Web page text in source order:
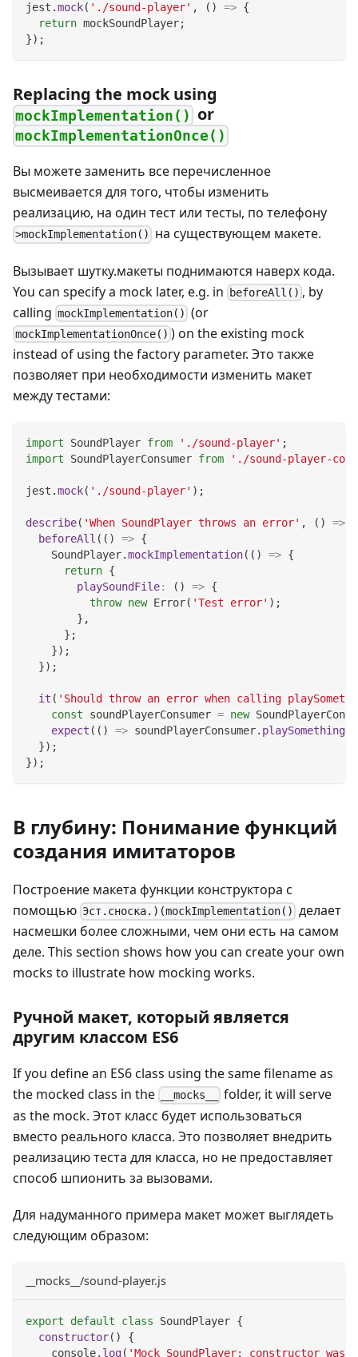
jest .mock( './sound-player' , ( ) => {
return mockSoundPlayer;
}) ;
Replacing the mock using
mockImplementation() or
mockImplementationOnce()
Вы можете заменить все перечисленное
высмеивается для того, чтобы изменить
реализацию, на один тест или тесты, по телефону
>mockImplementation() на существующем макете.
Вызывает шутку.макеты поднимаются наверх кода.
You can specify a mock later, e.g. in
beforeAll() , by
calling mockImplementation() (or
mockImplementationOnce() ) on the existing mock
instead of using the factory parameter. Это также
позволяет при необходимости изменить макет
между тестами:
import SoundPlayer from './sound-player' ;
import
SoundPlayerConsumer from './sound-player-
jest .mock( './sound-player' ) ;
describe( 'When SoundPlayer throws an error' , ( ) =>
beforeAll ( ( ) => {
SoundPlayer.mockImplementation( ( ) => {
return {
playSoundFile: ( ) => {
throw new Error( 'Test error' ) ;
} ,
} ;
}) ;
}) ;
it ( 'Should throw an error when calling
const soundPlayerConsumer = new
expect ( ( ) => soundPlayerConsumer.
}) ;
}) ;
В глубину: Понимание функций
создания имитаторов
Построение макета функции конструктора с
помощью Эст.сноска.)(mockImplementation() делает
насмешки более сложными, чем они есть на самом
деле. This section shows how you can create your own
mocks to illustrate how mocking works.
Ручной макет, который является
другим классом ES6
If you define an ES6 class using the same filename as
the mocked class in the
__mocks__
folder, it will serve
as the mock. Этот класс будет использоваться
вместо реального класса. Это позволяет внедрить
реализацию теста для класса, но не предоставляет
способ шпионить за вызовами.
Для надуманного примера макет может выглядеть
следующим образом:
__mocks__/sound-player.js
export default class SoundPlayer {
constructor( )
{
console. log( 'Mock SoundPlayer: constructor was